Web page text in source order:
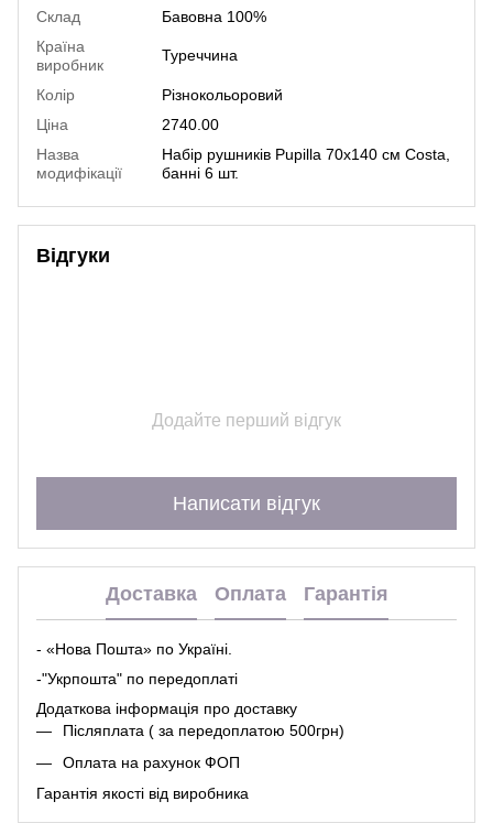
Склад
Бавовна 100%
Країна
виробник
Туреччина
Колір
Різнокольоровий
Ціна
2740.00
Назва
модифікації
Набір рушників Pupilla 70х140 см Costa,
банні 6 шт.
Відгуки
Додайте перший відгук
Написати відгук
Доставка Оплата Гарантія
- «Нова Пошта» по Україні.
-"Укрпошта" по передоплаті
Додаткова інформація про доставку
Післяплата ( за передоплатою 500грн)
Оплата на рахунок ФОП
Гарантія якості від виробника